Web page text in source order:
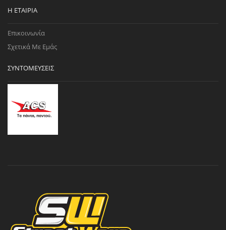
Η ΕΤΑΙΡΊΑ
Επικοινωνία
Σχετικά Με Εμάς
ΣΥΝΤΟΜΕΎΣΕΙΣ